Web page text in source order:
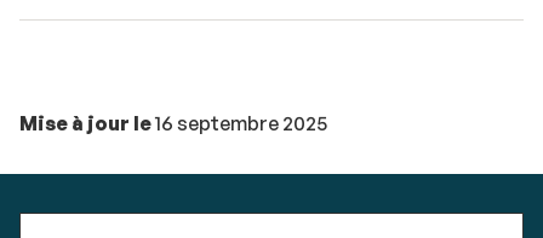
Mise à jour le16 septembre 2025